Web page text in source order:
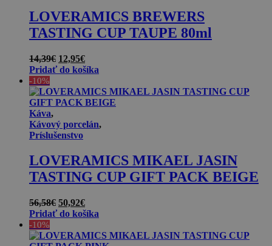
LOVERAMICS BREWERS
TASTING CUP TAUPE 80ml
14,39€ Pôvodná
cena
14,39€.
12,95€Aktuálna
cena
12,95€.
Pridať do košíka
-10%
Káva,
Kávový porcelán,
Príslušenstvo
LOVERAMICS MIKAEL JASIN
TASTING CUP GIFT PACK BEIGE
56,58€ Pôvodná
cena
56,58€.
50,92€Aktuálna
cena
50,92€.
Pridať do košíka
-10%